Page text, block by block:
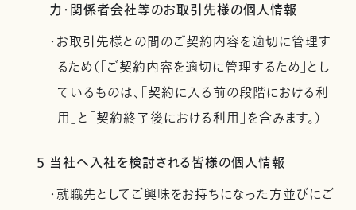
力・関係者会社等のお取引先様の個人情報
・お取引先様との間のご契約内容を適切に管理す
るため（「ご契約内容を適切に管理するため」とし
ているものは、「契約に入る前の段階における利
用」と「契約終了後における利用」を含みます。）
5 当社へ入社を検討される皆様の個人情報
・就職先としてご興味をお持ちになった方並びにご